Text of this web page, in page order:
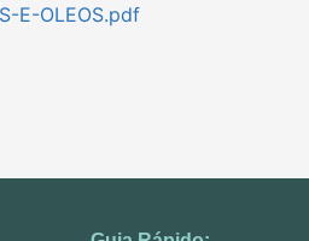
E-OLEOS.pdf